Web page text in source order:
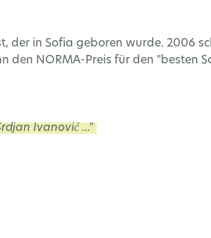
der in Sofia geboren wurde. 2006
NORMA-Preis für den "besten
Ivanović ..."